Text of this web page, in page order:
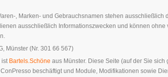
, Marken- und Gebrauchsnamen stehen ausschließlich
ausschließlich Informationszwecken und können
Münster (Nr. 301 66 567)
ist Bartels.Schöne aus Münster. Diese Seite (auf der Sie
beschäftigt und Module, Modifikationen sowie